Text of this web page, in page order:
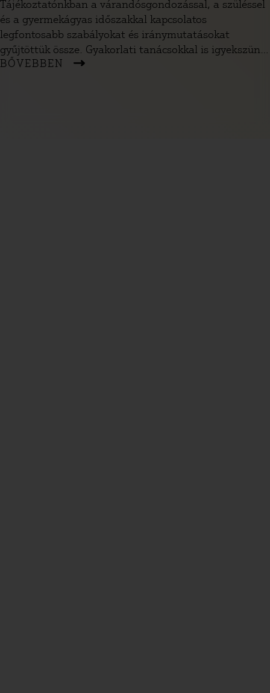
Tájékoztatónkban a várandósgondozással, a szüléssel
és a gyermekágyas időszakkal kapcsolatos
legfontosabb szabályokat és iránymutatásokat
gyűjtöttük össze. Gyakorlati tanácsokkal is igyekszünk
segíteni, hogy az ellátás során végig érvényesíthesd a
BŐVEBBEN